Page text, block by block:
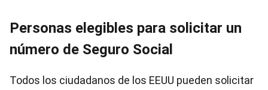
Personas elegibles para solicitar un
número de Seguro Social
Todos los ciudadanos de los EEUU pueden solicitar